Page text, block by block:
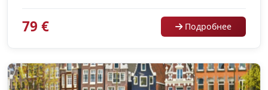
79 € Подробнее